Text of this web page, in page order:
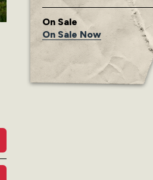
On Sale
On Sale Now